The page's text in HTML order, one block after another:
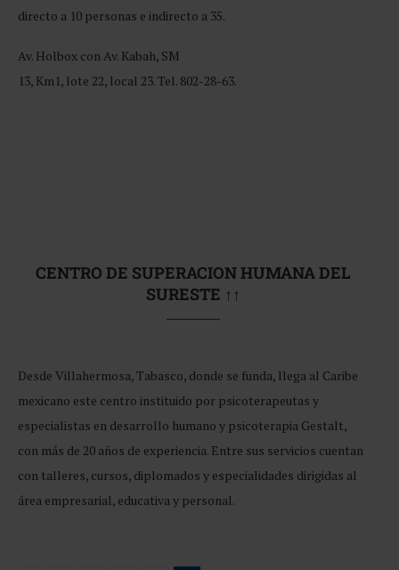
directo a 10 personas e indirecto a 35.
Av. Holbox con Av. Kabah, SM
13, Km1, lote 22, local 23. Tel. 802-28-63.
CENTRO DE SUPERACION HUMANA DEL
SURESTE ↑↑
Desde Villahermosa, Tabasco, donde se funda, llega al Caribe
mexicano este centro instituido por psicoterapeutas y
especialistas en desarrollo humano y psicoterapia Gestalt,
con más de 20 años de experiencia. Entre sus servicios cuentan
con talleres, cursos, diplomados y especialidades dirigidas al
área empresarial, educativa y personal.